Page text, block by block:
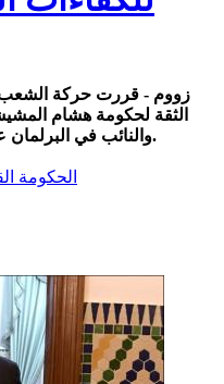
الثقة لحكومة هشام
والنائب في البرلمان عن الكتلة الديمقراطية حاتم البوبكري.
الحكومة